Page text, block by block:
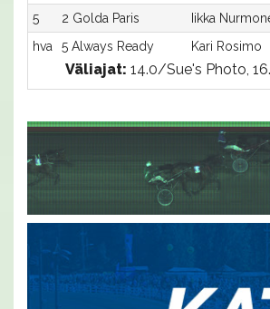
5
2 Golda Paris Iikka
hva
5 Always Ready Kari Rosimo
Väliajat: 14.0/Sue's Photo,